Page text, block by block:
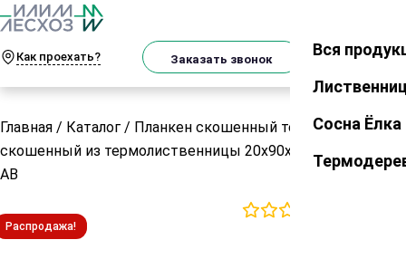
Как проехать? Заказать звонок Закрыть
Вся
Сосна Ёлка
Главная / Каталог / Планкен скошенный термо/Планкен
скошенный из термолиственницы 20х90х6000 мм сорт
АВ
Распродажа!